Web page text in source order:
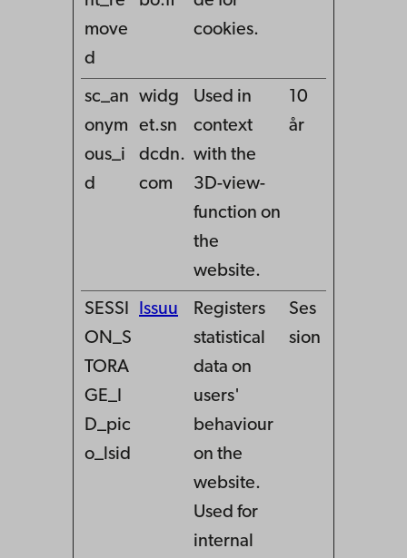
move
d
cookies.
sc_an
onym
ous_i
d
widg
et.sn
dcdn.
com
Used in
context
with the
3D-view-
function on
the
website.
10
år
SESSI
ON_S
TORA
GE_I
D_pic
o_lsid
Issuu
Registers
statistical
data on
users'
behaviour
on the
website.
Used for
internal
Ses
sion